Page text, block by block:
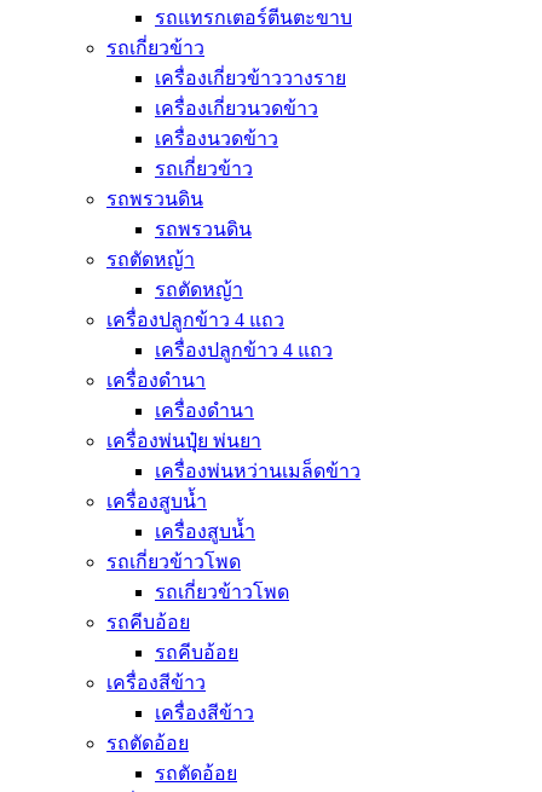
รถแทรกเตอร์ตีนตะขาบ
รถเกี่ยวข้าว
เครื่องเกี่ยวข้าววางราย
เครื่องเกี่ยวนวดข้าว
เครื่องนวดข้าว
รถเกี่ยวข้าว
รถพรวนดิน
รถพรวนดิน
รถตัดหญ้า
รถตัดหญ้า
เครื่องปลูกข้าว 4 แถว
เครื่องปลูกข้าว 4 แถว
เครื่องดำนา
เครื่องดำนา
เครื่องพ่นปุุ๋ย พ่นยา
เครื่องพ่นหว่านเมล็ดข้าว
เครื่องสูบน้ำ
เครื่องสูบน้ำ
รถเกี่ยวข้าวโพด
รถเกี่ยวข้าวโพด
รถคีบอ้อย
รถคีบอ้อย
เครื่องสีข้าว
เครื่องสีข้าว
รถตัดอ้อย
รถตัดอ้อย